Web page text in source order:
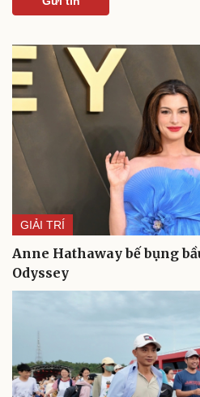
Sân khấu - Điện ảnh
Văn học
Âm nhạc
Di sản
GIẢI TRÍ
Anne Hathaway bế bụng
Odyssey